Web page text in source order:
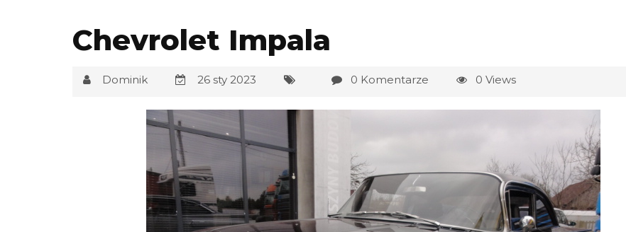
Chevrolet Impala
Dominik 26 sty 2023 0 Komentarze 0 Views